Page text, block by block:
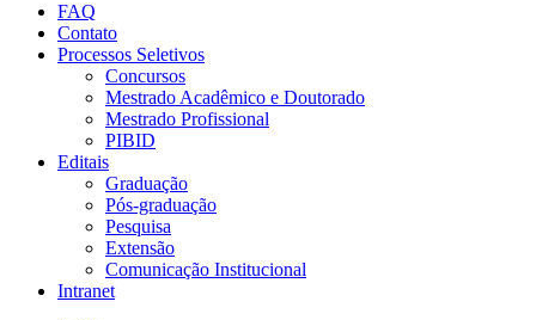
FAQ
Contato
Processos Seletivos
Concursos
Mestrado Acadêmico e Doutorado
Mestrado Profissional
PIBID
Editais
Graduação
Pós-graduação
Pesquisa
Extensão
Comunicação Institucional
Intranet